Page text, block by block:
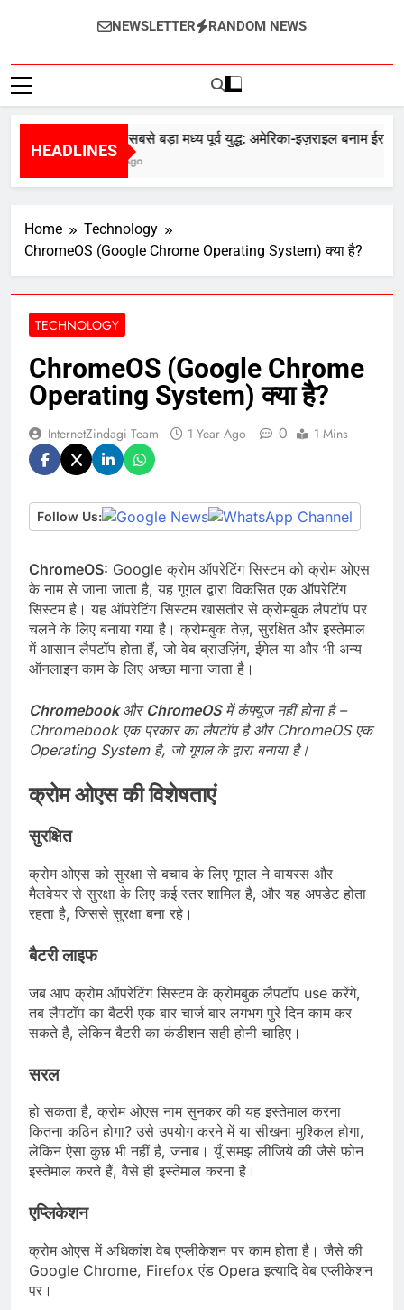
InternetZindagi
NEWSLETTER RANDOM NEWS
HEADLINES
2026 का सबसे बड़ा मध्य पूर्व युद्ध: अमेरिका-इज़राइल बनाम ईरान
5 Months Ago
Home
Technology
ChromeOS (Google Chrome Operating System) क्या है?
TECHNOLOGY
ChromeOS (Google Chrome
Operating System) क्या है?
InternetZindagi Team 1 Year Ago 0 1 Mins
Follow Us:
ChromeOS: Google क्रोम ऑपरेटिंग सिस्टम को क्रोम ओएस
के नाम से जाना जाता है, यह गूगल द्वारा विकसित एक ऑपरेटिंग
सिस्टम है। यह ऑपरेटिंग सिस्टम खासतौर से क्रोमबुक लैपटॉप पर
चलने के लिए बनाया गया है। क्रोमबुक तेज़, सुरक्षित और इस्तेमाल
में आसान लैपटॉप होता हैं, जो वेब ब्राउज़िंग, ईमेल या और भी अन्य
ऑनलाइन काम के लिए अच्छा माना जाता है।
Chromebookऔर ChromeOSमें कंफ्यूज नहीं होना है –
Chromebook एक प्रकार का लैपटॉप है और ChromeOS एक
Operating System है, जो गूगल के द्वारा बनाया है।
क्रोम ओएस की विशेषताएं
सुरक्षित
क्रोम ओएस को सुरक्षा से बचाव के लिए गूगल ने वायरस और
मैलवेयर से सुरक्षा के लिए कई स्तर शामिल है, और यह अपडेट होता
रहता है, जिससे सुरक्षा बना रहे।
बैटरी लाइफ
जब आप क्रोम ऑपरेटिंग सिस्टम के क्रोमबुक लैपटॉप use करेंगे,
तब लैपटॉप का बैटरी एक बार चार्ज बार लगभग पुरे दिन काम कर
सकते है, लेकिन बैटरी का कंडीशन सही होनी चाहिए।
सरल
हो सकता है, क्रोम ओएस नाम सुनकर की यह इस्तेमाल करना
कितना कठिन होगा? उसे उपयोग करने में या सीखना मुश्किल होगा,
लेकिन ऐसा कुछ भी नहीं है, जनाब। यूँ समझ लीजिये की जैसे फ़ोन
इस्तेमाल करते हैं, वैसे ही इस्तेमाल करना है।
एप्लिकेशन
क्रोम ओएस में अधिकांश वेब एप्लीकेशन पर काम होता है। जैसे की
Google Chrome, Firefox एंड Opera इत्यादि वेब एप्लीकेशन
पर।